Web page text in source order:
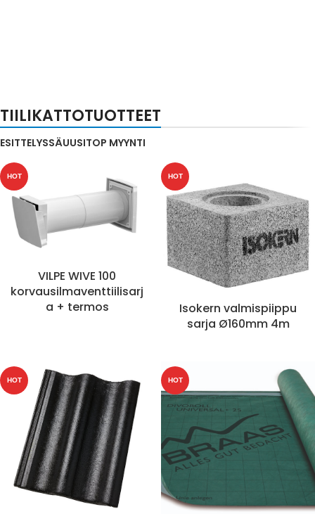
TIILIKATTOTUOTTEET
ESITTELYSSÄUUSITOP MYYNTI
HOT
VILPE WIVE 100
korvausilmaventtiilisarj
a + termos
HOT
Isokern valmispiippu
sarja Ø160mm 4m
HOT HOT